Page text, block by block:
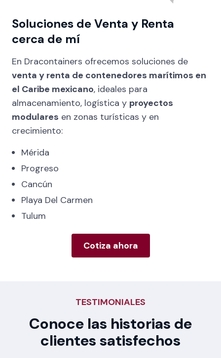
Soluciones de Venta y Renta
cerca de mí
En Dracontainers ofrecemos soluciones de
venta y renta de contenedores marítimos en
el Caribe mexicano, ideales para
almacenamiento, logística y proyectos
modulares en zonas turísticas y en
crecimiento:
Mérida
Progreso
Cancún
Playa Del Carmen
Tulum
Cotiza ahora
TESTIMONIALES
Conoce las historias de
clientes satisfechos